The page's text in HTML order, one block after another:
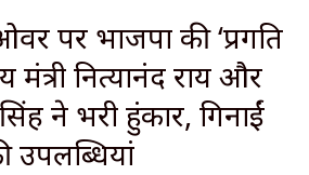
पर भाजपा की ‘प्रगति
मंत्री नित्यानंद राय और
ने भरी हुंकार, गिनाईं
उपलब्धियां